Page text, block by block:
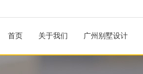
首页 关于我们 广州别墅设计